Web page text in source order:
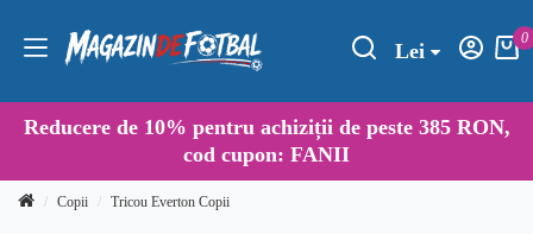
Lei
0
Reducere de 10% pentru achiziții de peste 385 RON,
cod cupon: FANII
Copii Tricou Everton Copii